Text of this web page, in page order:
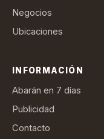
Negocios
Ubicaciones
INFORMACIÓN
Abarán en 7 días
Publicidad
Contacto